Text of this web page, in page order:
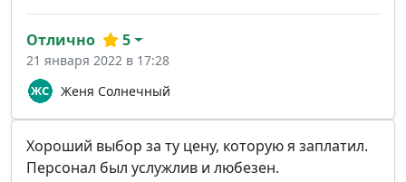
Женя Солнечный
Отлично 5
21 января 2022 в 17:28
Хороший выбор за ту цену, которую я заплатил.
Персонал был услужлив и любезен.